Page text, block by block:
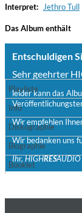
Malia, Boris
Genre:
Interpret: Jethro Tull
Das Album enthält
Entschuldigen
Sehr geehrter
leider kann das
Wir empfehlen
Wir bedanken uns
Ihr, HIGHRESAUDIO
Playliste
Info
Diskographie
Biographie
Booklet